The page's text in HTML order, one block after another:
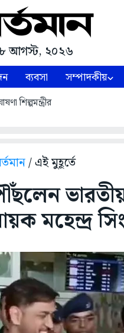
আগস্ট, ২০২৬
ব্যবসা সম্পাদকীয়
শিল্পমন্ত্রীর
/ এই মুহূর্তে
মহেন্দ্র